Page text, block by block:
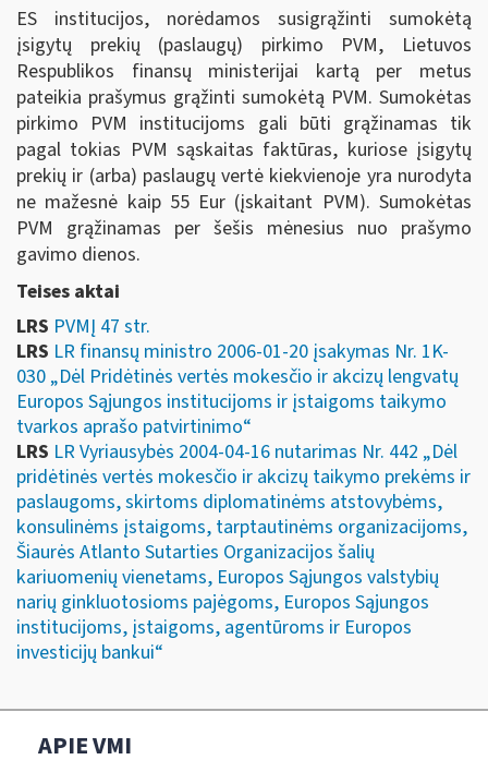
ES institucijos, norėdamos susigrąžinti sumokėtą
įsigytų prekių (paslaugų) pirkimo PVM, Lietuvos
Respublikos finansų ministerijai kartą per metus
pateikia prašymus grąžinti sumokėtą PVM. Sumokėtas
pirkimo PVM institucijoms gali būti grąžinamas tik
pagal tokias PVM sąskaitas faktūras, kuriose įsigytų
prekių ir (arba) paslaugų vertė kiekvienoje yra nurodyta
ne mažesnė kaip 55 Eur (įskaitant PVM). Sumokėtas
PVM grąžinamas per šešis mėnesius nuo prašymo
gavimo dienos.
Teises aktai
LRS PVMĮ 47 str.
LRS LR finansų ministro 2006-01-20 įsakymas Nr. 1K-
030 „Dėl Pridėtinės vertės mokesčio ir akcizų lengvatų
Europos Sąjungos institucijoms ir įstaigoms taikymo
tvarkos aprašo patvirtinimo“
LRS LR Vyriausybės 2004-04-16 nutarimas Nr. 442 „Dėl
pridėtinės vertės mokesčio ir akcizų taikymo prekėms ir
paslaugoms, skirtoms diplomatinėms atstovybėms,
konsulinėms įstaigoms, tarptautinėms organizacijoms,
Šiaurės Atlanto Sutarties Organizacijos šalių
kariuomenių vienetams, Europos Sąjungos valstybių
narių ginkluotosioms pajėgoms, Europos Sąjungos
institucijoms, įstaigoms, agentūroms ir Europos
investicijų bankui“
APIE VMI